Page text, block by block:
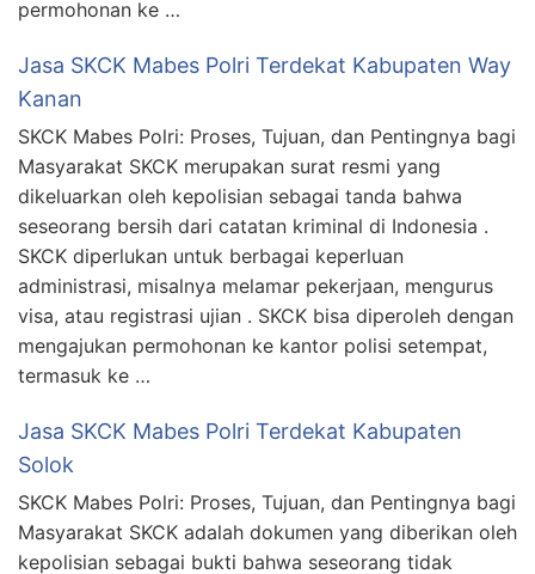
permohonan ke …
Jasa SKCK Mabes Polri Terdekat Kabupaten Way
Kanan
SKCK Mabes Polri: Proses, Tujuan, dan Pentingnya bagi
Masyarakat SKCK merupakan surat resmi yang
dikeluarkan oleh kepolisian sebagai tanda bahwa
seseorang bersih dari catatan kriminal di Indonesia .
SKCK diperlukan untuk berbagai keperluan
administrasi, misalnya melamar pekerjaan, mengurus
visa, atau registrasi ujian . SKCK bisa diperoleh dengan
mengajukan permohonan ke kantor polisi setempat,
termasuk ke …
Jasa SKCK Mabes Polri Terdekat Kabupaten
Solok
SKCK Mabes Polri: Proses, Tujuan, dan Pentingnya bagi
Masyarakat SKCK adalah dokumen yang diberikan oleh
kepolisian sebagai bukti bahwa seseorang tidak